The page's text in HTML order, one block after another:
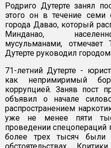
Родриго Дутерте занял
этого он в течение
города Давао, который
Минданао,
мусульманами,
Дутерте руководил
71-летний Дутерте -
как непримиримый
коррупцией. Заняв пост
объявил о начале
распространением
уже не менее пяти
проведении спецопераций
более трех тысяч были
обстоятельствах.